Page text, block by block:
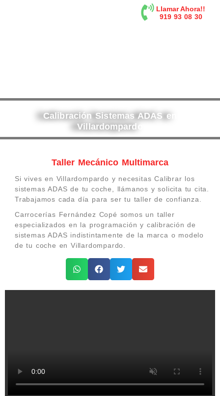
Llamar Ahora!!
919 93 08 30
Calibración Sistemas ADAS en
Villardompardo
Taller Mecánico Multimarca
Si vives en Villardompardo y necesitas Calibrar los
sistemas ADAS de tu coche, llámanos y solicita tu cita.
Trabajamos cada día para ser tu taller de confianza.
Carrocerías Fernández Copé somos un taller
especializados en la programación y calibración de
sistemas ADAS indistintamente de la marca o modelo
de tu coche en Villardompardo.